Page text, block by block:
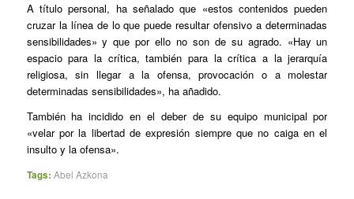
A título personal, ha señalado que «estos contenidos pueden
cruzar la línea de lo que puede resultar ofensivo a determinadas
sensibilidades» y que por ello no son de su agrado. «Hay un
espacio para la crítica, también para la crítica a la jerarquía
religiosa, sin llegar a la ofensa, provocación o a molestar
determinadas sensibilidades», ha añadido.
También ha incidido en el deber de su equipo municipal por
«velar por la libertad de expresión siempre que no caiga en el
insulto y la ofensa».
Tags: Abel Azkona